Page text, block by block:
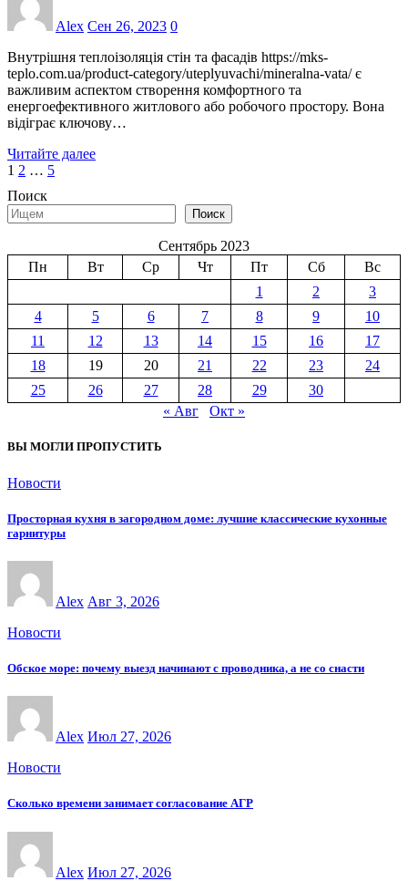
Alex Сен 26, 2023 0
Внутрішня теплоізоляція стін та фасадів https://mks-
teplo.com.ua/product-category/uteplyuvachi/mineralna-vata/ є
важливим аспектом створення комфортного та
енергоефективного житлового або робочого простору. Вона
відіграє ключову…
Читайте далее
Пагинация
записей
1 2 … 5
Поиск
Поиск
Сентябрь 2023
Пн
Вт Ср Чт Пт Сб
Вс
1
2
3
4
5 6 7 8 9
10
11
12 13 14 15 16
17
18
19 20 21 22 23
24
25
26 27 28 29
30
« Авг
Окт »
ВЫ МОГЛИ ПРОПУСТИТЬ
Новости
Просторная кухня в загородном доме: лучшие классические кухонные
гарнитуры
Alex Авг 3, 2026
Новости
Обское море: почему выезд начинают с проводника, а не со снасти
Alex Июл 27, 2026
Новости
Сколько времени занимает согласование АГР
Alex Июл 27, 2026